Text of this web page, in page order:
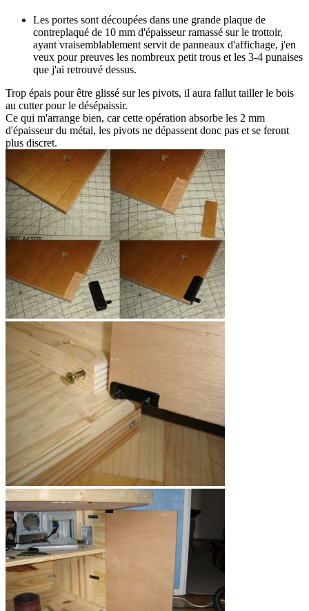
Les portes sont découpées dans une grande plaque de
contreplaqué de 10 mm d'épaisseur ramassé sur le trottoir,
ayant vraisemblablement servit de panneaux d'affichage, j'en
veux pour preuves les nombreux petit trous et les 3-4 punaises
que j'ai retrouvé dessus.
Trop épais pour être glissé sur les pivots, il aura fallut tailler le bois
au cutter pour le désépaissir.
Ce qui m'arrange bien, car cette opération absorbe les 2 mm
d'épaisseur du métal, les pivots ne dépassent donc pas et se feront
plus discret.